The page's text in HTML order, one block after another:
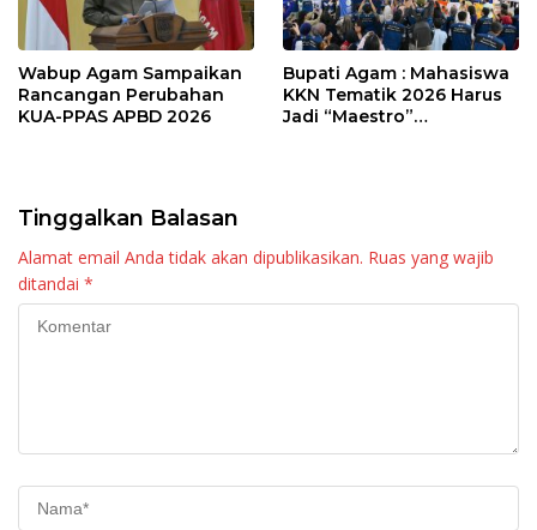
Wabup Agam Sampaikan
Rancangan Perubahan
KUA-PPAS APBD 2026
Bupati Agam : Mahasiswa
KKN Tematik 2026 Harus
Jadi “Maestro”
Tinggalkan Balasan
Alamat email Anda tidak akan dipublikasikan. Ruas yang wajib
ditandai *